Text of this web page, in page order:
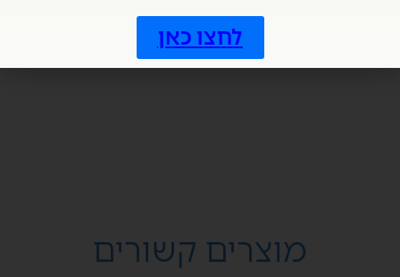
מדיניות ביטול עסקה:
על פי תקנות הגנת הצרכן (ביטול עסקה)
תשע"א-2010 – עסקה במוצרים הניתנים להקלטה,
מוצרים קשורים
לחצו כאן